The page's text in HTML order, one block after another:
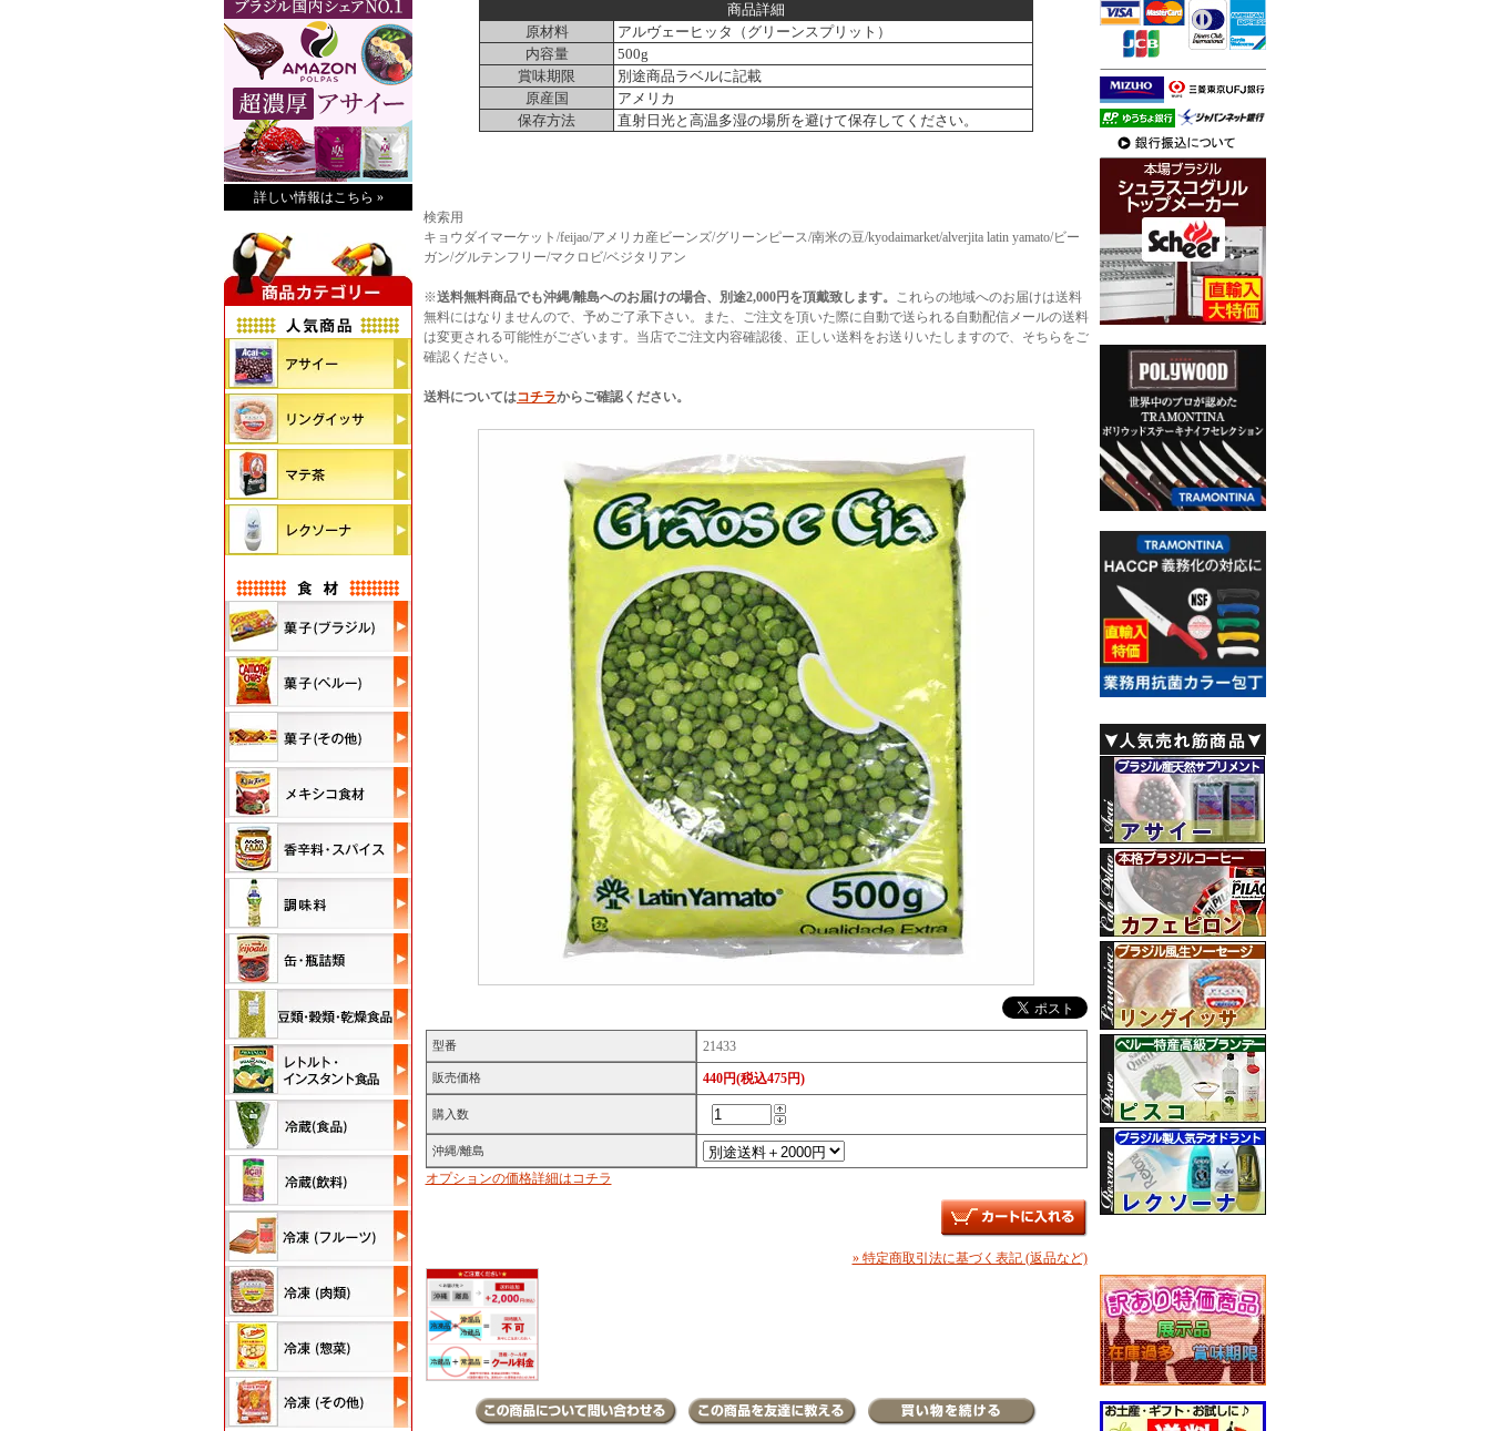
詳しい情報はこちら »
商品詳細
原材料
アルヴェーヒッタ（グリーンスプリット）
内容量
500g
賞味期限
別途商品ラベルに記載
原産国
アメリカ
保存方法
直射日光と高温多湿の場所を避けて保存してください。
検索用
キョウダイマーケット/feijao/アメリカ産ビーンズ/グリーンピース/南米の豆/kyodaimarket/alverjita latin yamato/ビー
ガン/グルテンフリー/マクロビ/ベジタリアン
※送料無料商品でも沖縄/離島へのお届けの場合、別途2,000円を頂戴致します。 これらの地域へのお届けは送料
無料にはなりませんので、予めご了承下さい。また、ご注文を頂いた際に自動で送られる自動配信メールの送料
は変更される可能性がございます。当店でご注文内容確認後、正しい送料をお送りいたしますので、そちらをご
確認ください。
送料についてはコチラからご確認ください。
型番 21433
販売価格 440円(税込475円)
購入数
沖縄/離島
オプションの価格詳細はコチラ
» 特定商取引法に基づく表記 (返品など)